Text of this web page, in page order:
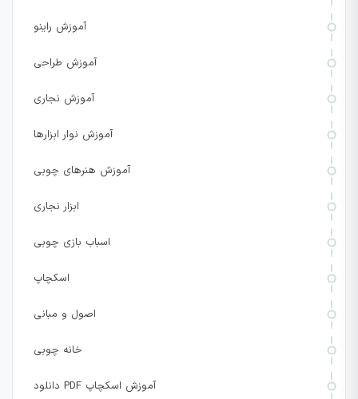
آموزش راینو
آموزش طراحی
آموزش نجاری
آموزش نوار ابزارها
آموزش هنرهای چوبی
ابزار نجاری
اسباب بازی چوبی
اسکچاپ
اصول و مبانی
خانه چوبی
دانلود PDF آموزش اسکچاپ